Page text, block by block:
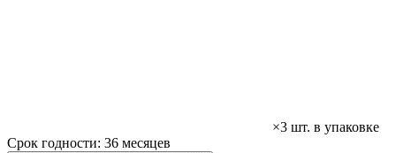
×3 шт. в упаковке
Срок годности: 36 месяцев